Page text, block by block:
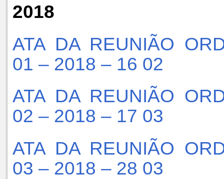
2018
ATA DA REUNIÃO
01 – 2018 – 16 02
ATA DA REUNIÃO
02 – 2018 – 17 03
ATA DA REUNIÃO
03 – 2018 – 28 03